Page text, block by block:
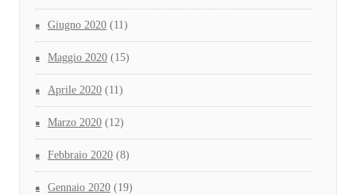
Giugno 2020 (11)
Maggio 2020 (15)
Aprile 2020 (11)
Marzo 2020 (12)
Febbraio 2020 (8)
Gennaio 2020 (19)